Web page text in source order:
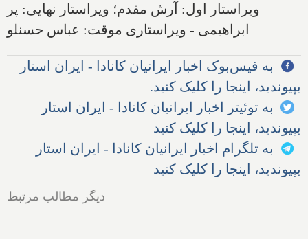
ویراستار اول: آرش مقدم؛ ویراستار نهایی: پر
ابراهیمی - ویراستاری موقت: عباس حسنلو
به فیس‌بوک اخبار ایرانیان کانادا - ایران استار
بپیوندید، اینجا را کلیک کنید.
به توئیتر اخبار ایرانیان کانادا - ایران استار
بپیوندید، اینجا را کلیک کنید
به تلگرام اخبار ایرانیان کانادا - ایران استار
بپیوندید، اینجا را کلیک کنید
دیگر مطالب مرتبط